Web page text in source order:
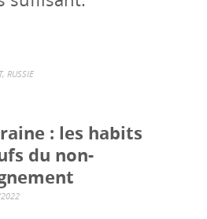
, RUSSIE
: les habits
du non-